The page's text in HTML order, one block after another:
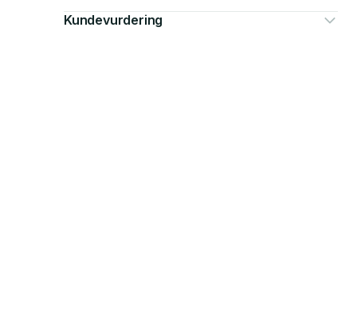
Kundevurdering